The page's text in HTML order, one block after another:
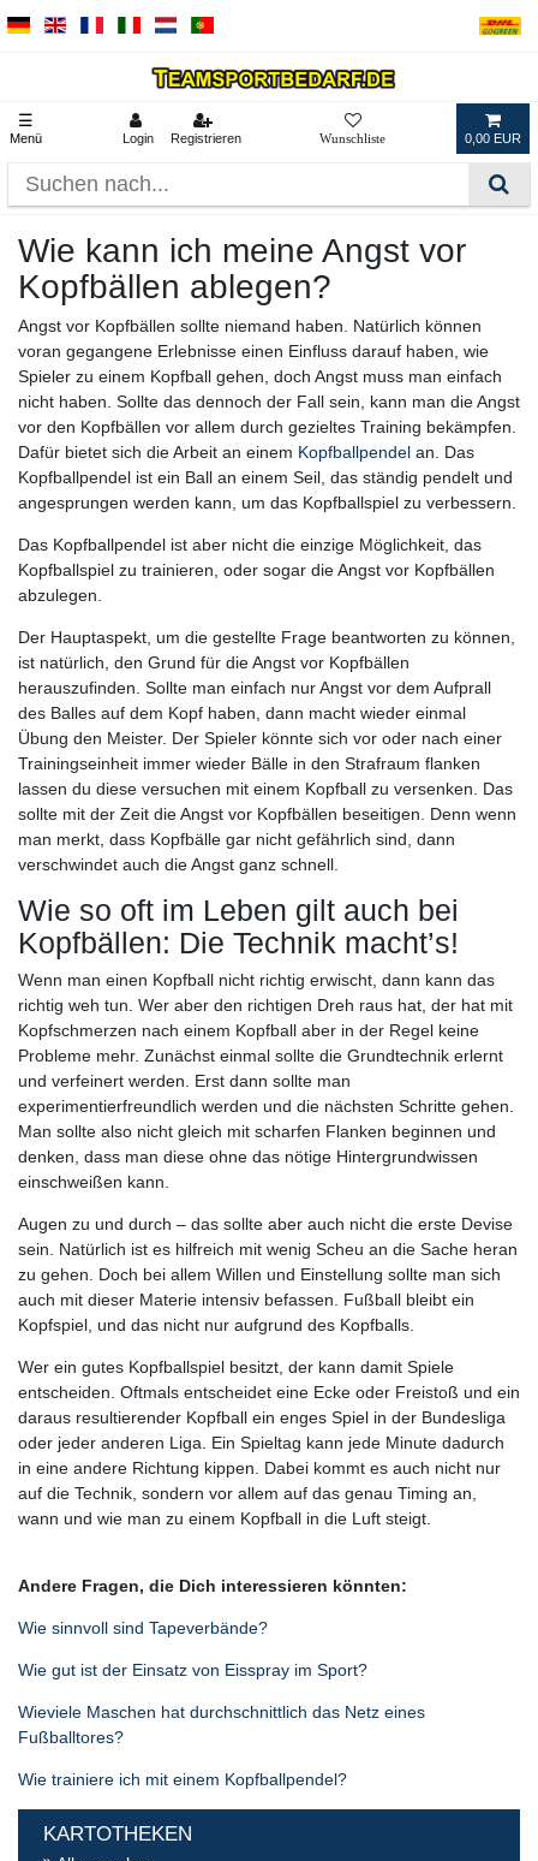
☰
Menü Login Registrieren 0,00 EUR
Wie kann ich meine Angst vor
Kopfbällen ablegen?
Angst vor Kopfbällen sollte niemand haben. Natürlich können
voran gegangene Erlebnisse einen Einfluss darauf haben, wie
Spieler zu einem Kopfball gehen, doch Angst muss man einfach
nicht haben. Sollte das dennoch der Fall sein, kann man die Angst
vor den Kopfbällen vor allem durch gezieltes Training bekämpfen.
Dafür bietet sich die Arbeit an einem Kopfballpendel an. Das
Kopfballpendel ist ein Ball an einem Seil, das ständig pendelt und
angesprungen werden kann, um das Kopfballspiel zu verbessern.
Das Kopfballpendel ist aber nicht die einzige Möglichkeit, das
Kopfballspiel zu trainieren, oder sogar die Angst vor Kopfbällen
abzulegen.
Der Hauptaspekt, um die gestellte Frage beantworten zu können,
ist natürlich, den Grund für die Angst vor Kopfbällen
herauszufinden. Sollte man einfach nur Angst vor dem Aufprall
des Balles auf dem Kopf haben, dann macht wieder einmal
Übung den Meister. Der Spieler könnte sich vor oder nach einer
Trainingseinheit immer wieder Bälle in den Strafraum flanken
lassen du diese versuchen mit einem Kopfball zu versenken. Das
sollte mit der Zeit die Angst vor Kopfbällen beseitigen. Denn wenn
man merkt, dass Kopfbälle gar nicht gefährlich sind, dann
verschwindet auch die Angst ganz schnell.
Wie so oft im Leben gilt auch bei
Kopfbällen: Die Technik macht’s!
Wenn man einen Kopfball nicht richtig erwischt, dann kann das
richtig weh tun. Wer aber den richtigen Dreh raus hat, der hat mit
Kopfschmerzen nach einem Kopfball aber in der Regel keine
Probleme mehr. Zunächst einmal sollte die Grundtechnik erlernt
und verfeinert werden. Erst dann sollte man
experimentierfreundlich werden und die nächsten Schritte gehen.
Man sollte also nicht gleich mit scharfen Flanken beginnen und
denken, dass man diese ohne das nötige Hintergrundwissen
einschweißen kann.
Augen zu und durch – das sollte aber auch nicht die erste Devise
sein. Natürlich ist es hilfreich mit wenig Scheu an die Sache heran
zu gehen. Doch bei allem Willen und Einstellung sollte man sich
auch mit dieser Materie intensiv befassen. Fußball bleibt ein
Kopfspiel, und das nicht nur aufgrund des Kopfballs.
Wer ein gutes Kopfballspiel besitzt, der kann damit Spiele
entscheiden. Oftmals entscheidet eine Ecke oder Freistoß und ein
daraus resultierender Kopfball ein enges Spiel in der Bundesliga
oder jeder anderen Liga. Ein Spieltag kann jede Minute dadurch
in eine andere Richtung kippen. Dabei kommt es auch nicht nur
auf die Technik, sondern vor allem auf das genau Timing an,
wann und wie man zu einem Kopfball in die Luft steigt.
Andere Fragen, die Dich interessieren könnten:
Wie sinnvoll sind Tapeverbände?
Wie gut ist der Einsatz von Eisspray im Sport?
Wieviele Maschen hat durchschnittlich das Netz eines
Fußballtores?
Wie trainiere ich mit einem Kopfballpendel?
KARTOTHEKEN